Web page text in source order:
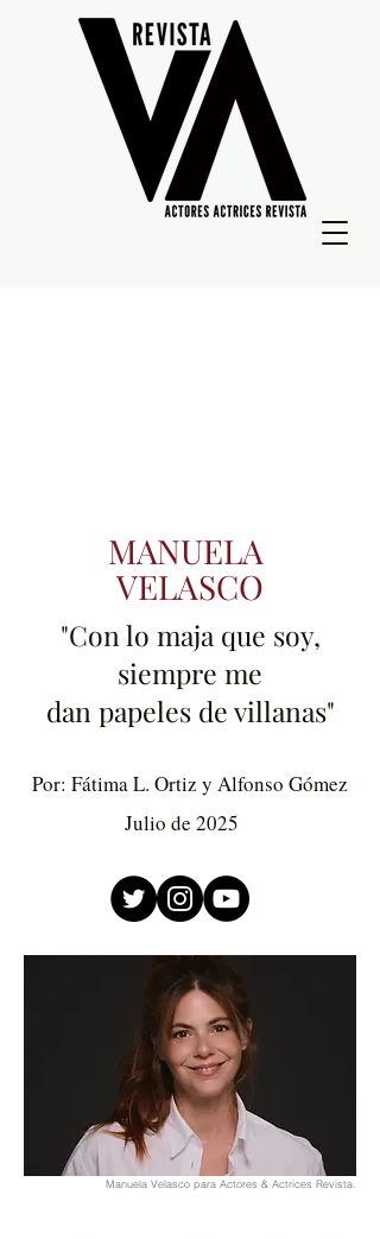
MANUELA
VELASCO
"Con lo maja que soy,
siempre me
dan papeles de villanas"
Por: Fátima L. Ortiz y Alfonso Gómez
Julio de 2025
Manuela Velasco para Actores & Actrices Revista.